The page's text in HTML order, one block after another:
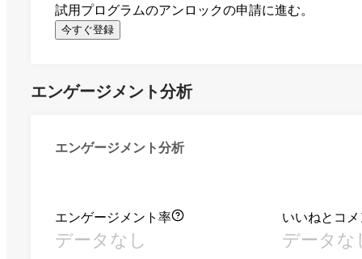
試用プログラムのアンロックの申請に進む。
今すぐ登録
エンゲージメント分析
エンゲージメント分析
エンゲージメント率
データなし
いいねとコ
データな